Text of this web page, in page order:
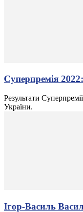
Суперпремія
Результати
України.
Ігор-Василь